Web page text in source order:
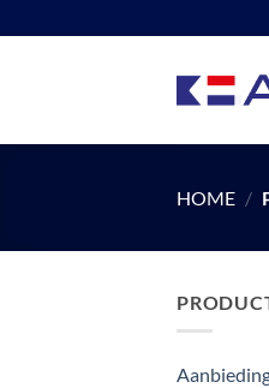
naar
HOME /